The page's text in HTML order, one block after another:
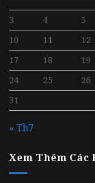
3
4 5
10
11 12
17
18 19
24
25 26
31
« Th7
Xem Thêm